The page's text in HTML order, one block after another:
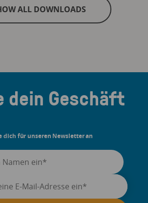
ALL DOWNLOADS
dein Geschäft
dich für unseren Newsletter an